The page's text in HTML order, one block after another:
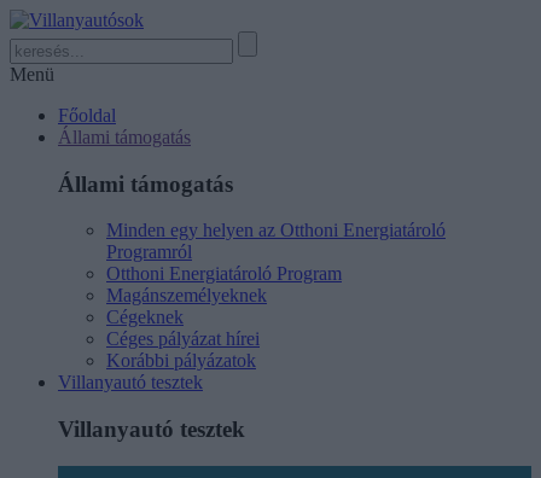
Menü
Főoldal
Állami támogatás
Állami támogatás
Minden egy helyen az Otthoni Energiatároló
Programról
Otthoni Energiatároló Program
Magánszemélyeknek
Cégeknek
Céges pályázat hírei
Korábbi pályázatok
Villanyautó tesztek
Villanyautó tesztek